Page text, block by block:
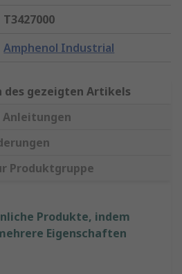
T3427000
Amphenol Industrial
des gezeigten Artikels
Produktgruppe
Produkte, indem
Eigenschaften